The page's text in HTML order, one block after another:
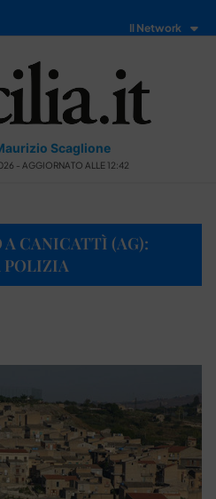
Il Network
Scaglione
- AGGIORNATO ALLE 12:42
A CANICATTÌ (AG):
POLIZIA